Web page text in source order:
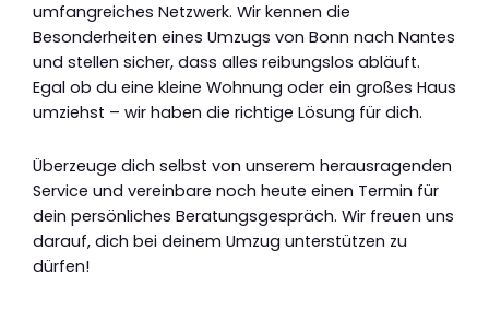
umfangreiches Netzwerk. Wir kennen die
Besonderheiten eines Umzugs von Bonn nach Nantes
und stellen sicher, dass alles reibungslos abläuft.
Egal ob du eine kleine Wohnung oder ein großes Haus
umziehst – wir haben die richtige Lösung für dich.
Überzeuge dich selbst von unserem herausragenden
Service und vereinbare noch heute einen Termin für
dein persönliches Beratungsgespräch. Wir freuen uns
darauf, dich bei deinem Umzug unterstützen zu
dürfen!